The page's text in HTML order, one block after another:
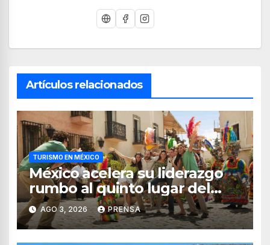
Artículos relacionados
TURISMO EN MÉXICO
México acelera su liderazgo
rumbo al quinto lugar del
turismo mundial
AGO 3, 2026 PRENSA